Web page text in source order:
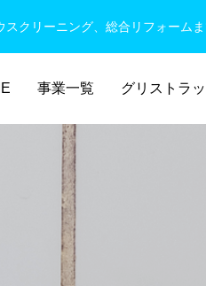
クリーニング、総合リフォーム
事業一覧 グリストラ